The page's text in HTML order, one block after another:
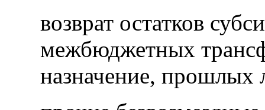
возврат остатков
межбюджетных
назначение, прошлых